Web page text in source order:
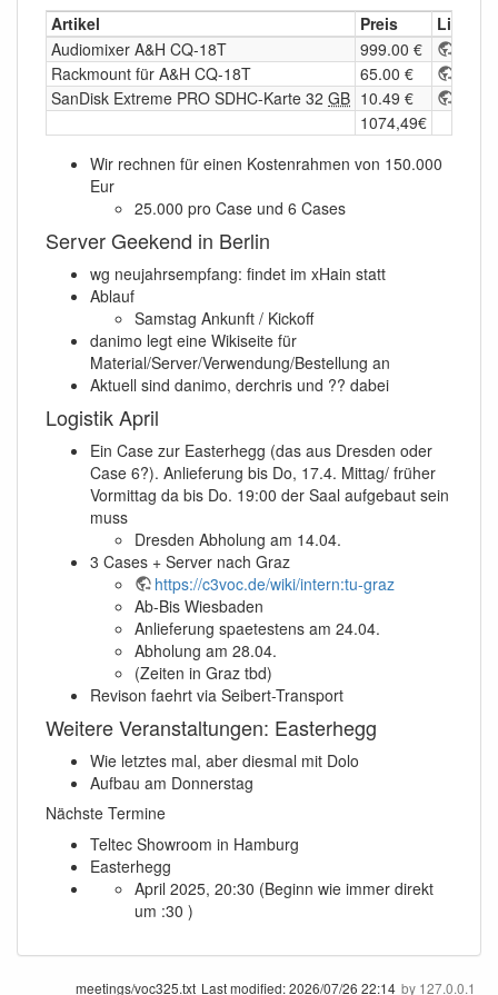
Artikel
Preis
Link
Audiomixer A&H CQ-18T
999.00 €
Rackmount für A&H CQ-18T
65.00 €
SanDisk Extreme PRO SDHC-Karte 32 GB 10.49 €
1074,49€
Wir rechnen für einen Kostenrahmen von 150.000
Eur
25.000 pro Case und 6 Cases
Server Geekend in Berlin
wg neujahrsempfang: findet im xHain statt
Ablauf
Samstag Ankunft / Kickoff
danimo legt eine Wikiseite für
Material/Server/Verwendung/Bestellung an
Aktuell sind danimo, derchris und ?? dabei
Logistik April
Ein Case zur Easterhegg (das aus Dresden oder
Case 6?). Anlieferung bis Do, 17.4. Mittag/ früher
Vormittag da bis Do. 19:00 der Saal aufgebaut sein
muss
Dresden Abholung am 14.04.
3 Cases + Server nach Graz
https://c3voc.de/wiki/intern:tu-graz
Ab-Bis Wiesbaden
Anlieferung spaetestens am 24.04.
Abholung am 28.04.
(Zeiten in Graz tbd)
Revison faehrt via Seibert-Transport
Weitere Veranstaltungen: Easterhegg
Wie letztes mal, aber diesmal mit Dolo
Aufbau am Donnerstag
Nächste Termine
Teltec Showroom in Hamburg
Easterhegg
April 2025, 20:30 (Beginn wie immer direkt
um :30 )
meetings/voc325.txt Last modified:2026/07/26 22:14 by 127.0.0.1